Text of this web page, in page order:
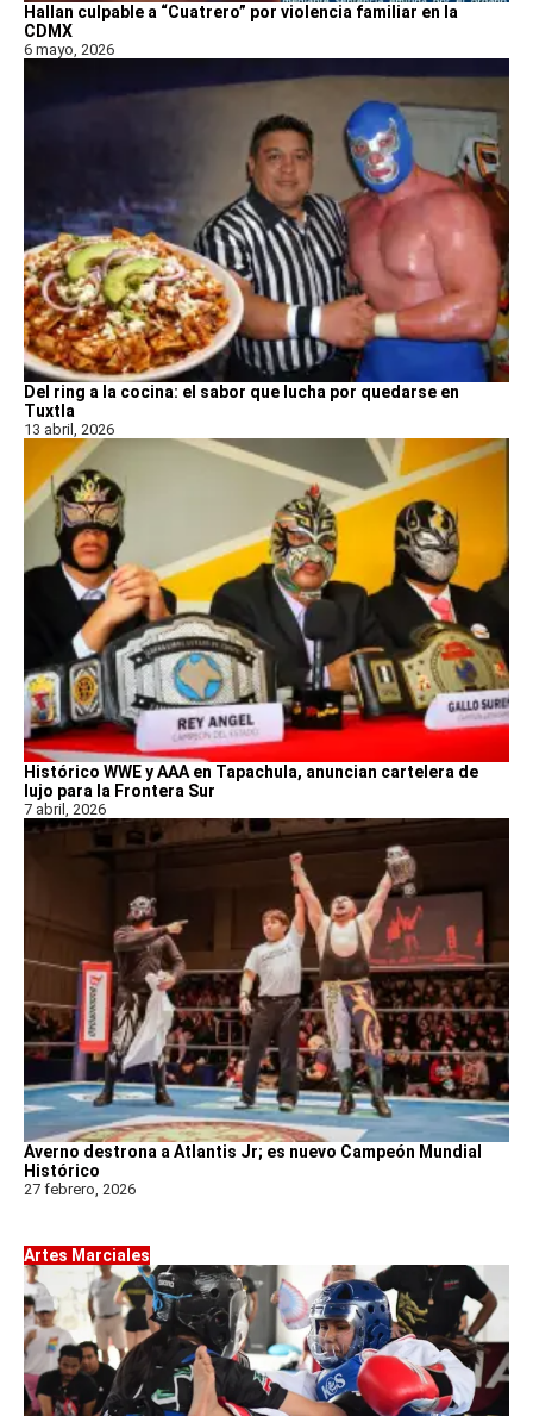
Hallan culpable a “Cuatrero” por violencia familiar en la
CDMX
6 mayo, 2026
Del ring a la cocina: el sabor que lucha por quedarse en
Tuxtla
13 abril, 2026
Histórico WWE y AAA en Tapachula, anuncian cartelera de
lujo para la Frontera Sur
7 abril, 2026
Averno destrona a Atlantis Jr; es nuevo Campeón Mundial
Histórico
27 febrero, 2026
Artes Marciales